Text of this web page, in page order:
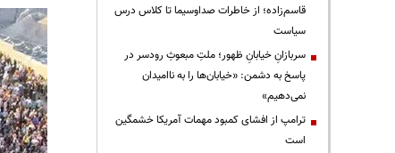
قاسم‌زاده؛ از خاطرات صداوسیما تا کلاس درس
سیاست
سربازانِ خیابانِ ظهور؛ ملتِ مبعوثِ رودسر در
پاسخ به دشمن: «خیابان‌ها را به ناامیدان
نمی‌دهیم»
ترامپ از افشای کمبود مهمات آمریکا خشمگین
است